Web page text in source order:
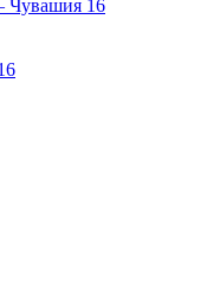
Чувашия 16